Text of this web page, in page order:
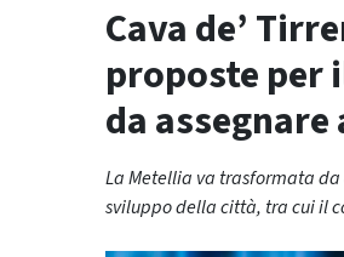
Cava de’
proposte per
da
La Metellia va trasformata
sviluppo della città, tra cui il